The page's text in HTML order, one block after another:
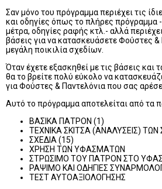
Σαν μόνο του πρόγραμμα περιέχει τις
και οδηγίες όπως το πλήρες πρόγραμμα
μέτρα, οδηγίες ραφής κτλ.- αλλά
βάσεις για να κατασκευάσετε Φούστες &
μεγάλη ποικιλία σχεδίων.
Όταν έχετε εξασκηθεί με τις βάσεις και
θα το βρείτε πολύ εύκολο να
για Φούστες & Παντελόνια που σας
Αυτό το πρόγραμμα αποτελείται από τα
ΒΑΣΙΚΑ ΠΑΤΡΟΝ (1)
ΤΕΧΝΙΚΑ ΣΚΙΤΣΑ (ΑΝΑΛΥΣΕΙΣ) ΤΩΝ
ΣΧΕΔΙΑ (15)
ΧΡΗΣΗ ΤΩΝ ΥΦΑΣΜΑΤΩΝ
ΣΤΡΩΣΙΜΟ ΤΟΥ ΠΑΤΡΟΝ ΣΤΟ
ΡΑΨΙΜΟ ΚΑΙ ΟΔΗΓΙΕΣ
ΤΕΣΤ ΑΥΤΟΑΞΙΟΛΟΓΗΣΗΣ